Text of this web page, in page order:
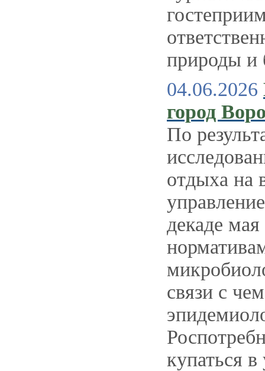
природы и
04.06.2026
город
По
отдыха на
декаде
связи с
купаться